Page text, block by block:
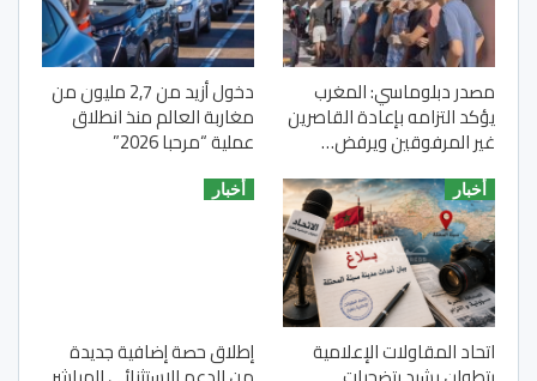
مصدر دبلوماسي: المغرب
يؤكد التزامه بإعادة القاصرين
غير المرفوقين ويرفض…
دخول أزيد من 2,7 مليون من
مغاربة العالم منذ انطلاق
عملية “مرحبا 2026”
أخبار
اتحاد المقاولات الإعلامية
أخبار
إطلاق حصة إضافية جديدة